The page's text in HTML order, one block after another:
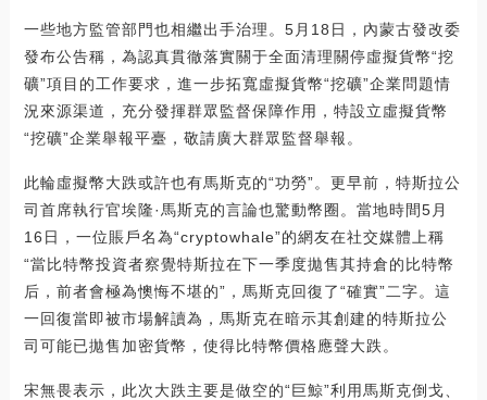
一些地方監管部門也相繼出手治理。5月18日，內蒙古發改委
發布公告稱，為認真貫徹落實關于全面清理關停虛擬貨幣“挖
礦”項目的工作要求，進一步拓寬虛擬貨幣“挖礦”企業問題情
況來源渠道，充分發揮群眾監督保障作用，特設立虛擬貨幣
“挖礦”企業舉報平臺，敬請廣大群眾監督舉報。
此輪虛擬幣大跌或許也有馬斯克的“功勞”。更早前，特斯拉公
司首席執行官埃隆·馬斯克的言論也驚動幣圈。當地時間5月
16日，一位賬戶名為“cryptowhale”的網友在社交媒體上稱
“當比特幣投資者察覺特斯拉在下一季度拋售其持倉的比特幣
后，前者會極為懊悔不堪的”，馬斯克回復了“確實”二字。這
一回復當即被市場解讀為，馬斯克在暗示其創建的特斯拉公
司可能已拋售加密貨幣，使得比特幣價格應聲大跌。
宋無畏表示，此次大跌主要是做空的“巨鯨”利用馬斯克倒戈、